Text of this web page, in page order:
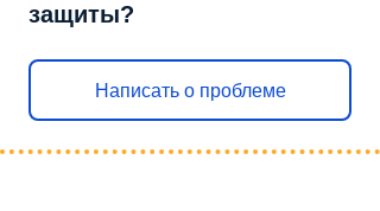
защиты?
Написать о проблеме